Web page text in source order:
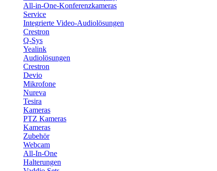
All-in-One-Konferenzkameras
Service
Integrierte Video-Audiolösungen
Crestron
Q-Sys
Yealink
Audiolösungen
Crestron
Devio
Mikrofone
Nureva
Tesira
Kameras
PTZ Kameras
Kameras
Zubehör
Webcam
All-In-One
Halterungen